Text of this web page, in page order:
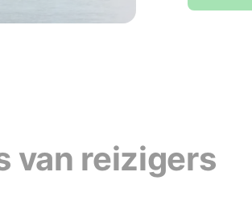
van reizigers